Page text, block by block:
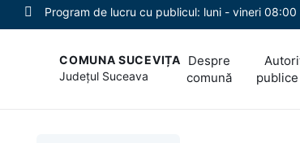
Program de lucru cu publicul: luni - vineri 08:00
COMUNA SUCEVIȚA
Județul Suceava
Despre
comună